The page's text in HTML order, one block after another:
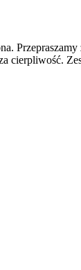
cierpliwość.